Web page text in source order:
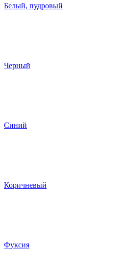
Белый, пудровый
Черный
Синий
Коричневый
Фуксия